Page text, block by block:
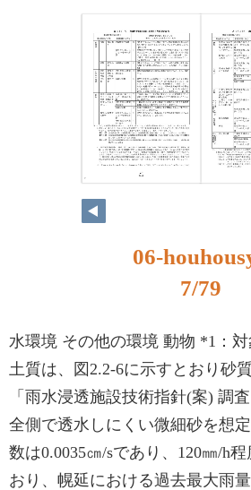
7
06-
7/79
水環境 その他の環境 動物 *1：
土質は、図2.2-6に示すとおり砂
「雨水浸透施設技術指針(案) 調
全側で透水しにくい微細砂を想
数は0.0035㎝/sであり、120㎜/h
おり、幌延における過去最大雨